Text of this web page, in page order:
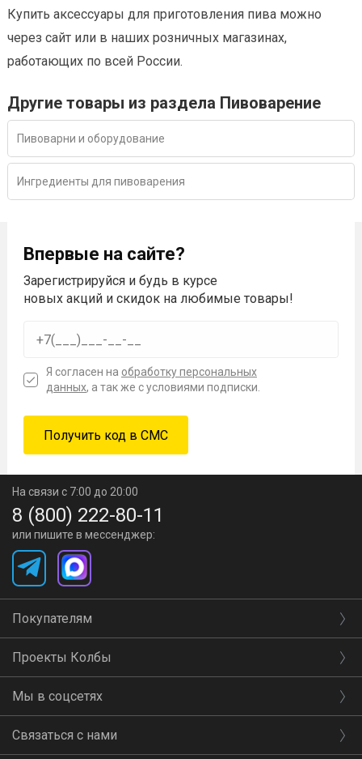
Купить аксессуары для приготовления пива можно
через сайт или в наших розничных магазинах,
работающих по всей России.
Другие товары из раздела Пивоварение
Пивоварни и оборудование
Ингредиенты для пивоварения
Впервые на сайте?
Зарегистрируйся и будь в курсе
новых акций и скидок на любимые товары!
Я согласен на обработку персональных
данных, а так же с условиями подписки.
На связи с 7:00 до 20:00
8 (800) 222-80-11
или пишите в мессенджер:
Покупателям
Проекты Колбы
Мы в соцсетях
Связаться с нами